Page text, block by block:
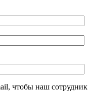
чтобы наш сотрудник